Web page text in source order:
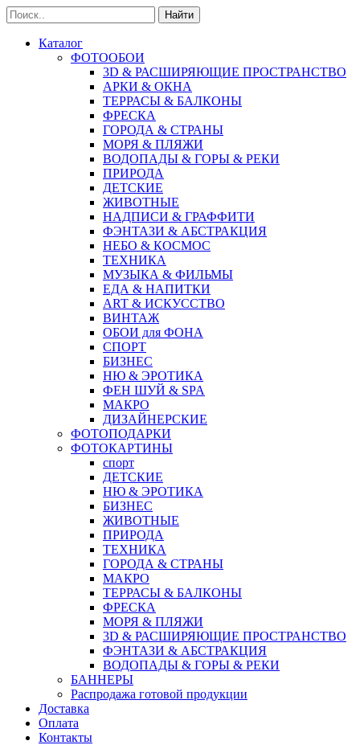
Найти
Каталог
ФОТООБОИ
3D & РАСШИРЯЮЩИЕ ПРОСТРАНСТВО
АРКИ & ОКНА
ТЕРРАСЫ & БАЛКОНЫ
ФРЕСКА
ГОРОДА & СТРАНЫ
МОРЯ & ПЛЯЖИ
ВОДОПАДЫ & ГОРЫ & РЕКИ
ПРИРОДА
ДЕТСКИЕ
ЖИВОТНЫЕ
НАДПИСИ & ГРАФФИТИ
ФЭНТАЗИ & АБСТРАКЦИЯ
НЕБО & КОСМОС
ТЕХНИКА
МУЗЫКА & ФИЛЬМЫ
ЕДА & НАПИТКИ
ART & ИСКУССТВО
ВИНТАЖ
ОБОИ для ФОНА
СПОРТ
БИЗНЕС
НЮ & ЭРОТИКА
ФЕН ШУЙ & SPA
МАКРО
ДИЗАЙНЕРСКИЕ
ФОТОПОДАРКИ
ФОТОКАРТИНЫ
спорт
ДЕТСКИЕ
НЮ & ЭРОТИКА
БИЗНЕС
ЖИВОТНЫЕ
ПРИРОДА
ТЕХНИКА
ГОРОДА & СТРАНЫ
МАКРО
ТЕРРАСЫ & БАЛКОНЫ
ФРЕСКА
МОРЯ & ПЛЯЖИ
3D & РАСШИРЯЮЩИЕ ПРОСТРАНСТВО
ФЭНТАЗИ & АБСТРАКЦИЯ
ВОДОПАДЫ & ГОРЫ & РЕКИ
БАННЕРЫ
Распродажа готовой продукции
Доставка
Оплата
Контакты